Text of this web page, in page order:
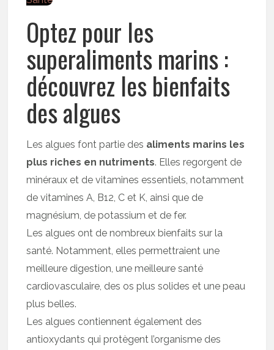
Optez pour les
superaliments marins :
découvrez les bienfaits
des algues
Les algues font partie des aliments marins les
plus riches en nutriments. Elles regorgent de
minéraux et de vitamines essentiels, notamment
de vitamines A, B12, C et K, ainsi que de
magnésium, de potassium et de fer.
Les algues ont de nombreux bienfaits sur la
santé. Notamment, elles permettraient une
meilleure digestion, une meilleure santé
cardiovasculaire, des os plus solides et une peau
plus belles.
Les algues contiennent également des
antioxydants qui protègent l’organisme des